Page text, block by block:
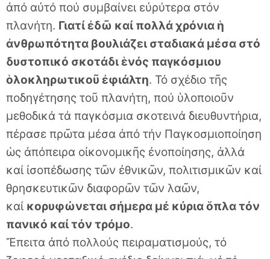
ἀπό αὐτό πού συμβαίνει εὐρύτερα στόν
πλανήτη. Γιατί ἐδῶ καί πολλά χρόνια ἡ
ἀνθρωπότητα βουλιάζει σταδιακά μέσα στό
δυστοπικό σκοτάδι ἑνός παγκόσμιου
ὁλοκληρωτικοῦ ἐφιάλτη. Τό σχέδιο τῆς
ποδηγέτησης τοῦ πλανήτη, πού ὑλοποιοῦν
μεθοδικά τά παγκόσμια σκοτεινά διευθυντήρια,
πέρασε πρῶτα μέσα ἀπό τήν Παγκοσμιοποίηση
ὡς ἀπόπειρα οἰκονομικῆς ἐνοποίησης, ἀλλά
καί ἰσοπέδωσης τῶν ἐθνικῶν, πολιτισμικῶν καί
θρησκευτικῶν διαφορῶν τῶν λαῶν,
καί κορυφώνεται σήμερα μέ κύρια ὅπλα τόν
πανικό καί τόν τρόμο.
Ἔπειτα ἀπό πολλούς πειραματισμούς, τό